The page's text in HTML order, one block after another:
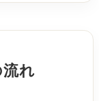
れ